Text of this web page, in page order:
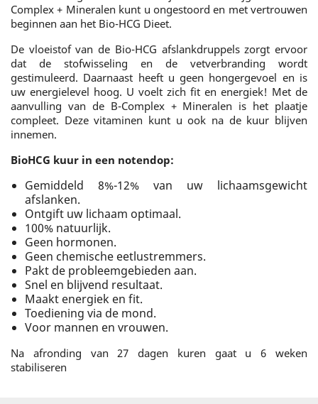
Complex + Mineralen kunt u ongestoord en met vertrouwen
beginnen aan het Bio-HCG Dieet.
De vloeistof van de Bio-HCG afslankdruppels zorgt ervoor
dat de stofwisseling en de vetverbranding wordt
gestimuleerd. Daarnaast heeft u geen hongergevoel en is
uw energielevel hoog. U voelt zich fit en energiek! Met de
aanvulling van de B-Complex + Mineralen is het plaatje
compleet. Deze vitaminen kunt u ook na de kuur blijven
innemen.
BioHCG kuur in een notendop:
Gemiddeld 8%-12% van uw lichaamsgewicht
afslanken.
Ontgift uw lichaam optimaal.
100% natuurlijk.
Geen hormonen.
Geen chemische eetlustremmers.
Pakt de probleemgebieden aan.
Snel en blijvend resultaat.
Maakt energiek en fit.
Toediening via de mond.
Voor mannen en vrouwen.
Na afronding van 27 dagen kuren gaat u 6 weken
stabiliseren